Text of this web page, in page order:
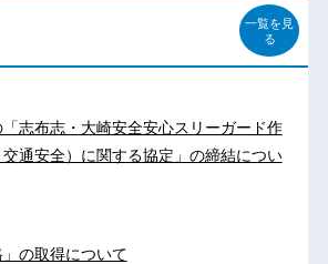
一覧を見
る
志布志・大崎安全安心スリーガード作
通安全）に関する協定」の締結につい
」の取得について